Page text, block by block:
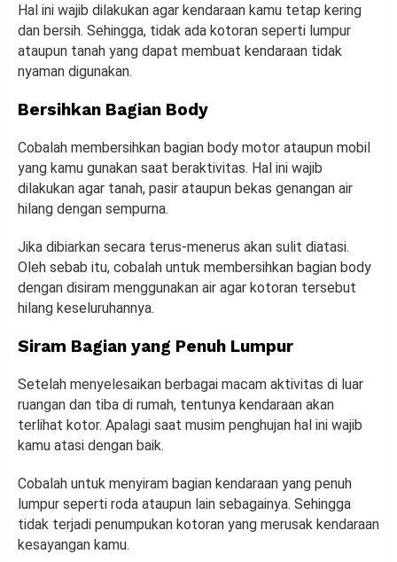
Hal ini wajib dilakukan agar kendaraan kamu tetap kering
dan bersih. Sehingga, tidak ada kotoran seperti lumpur
ataupun tanah yang dapat membuat kendaraan tidak
nyaman digunakan.
Bersihkan Bagian Body
Cobalah membersihkan bagian body motor ataupun mobil
yang kamu gunakan saat beraktivitas. Hal ini wajib
dilakukan agar tanah, pasir ataupun bekas genangan air
hilang dengan sempurna.
Jika dibiarkan secara terus-menerus akan sulit diatasi.
Oleh sebab itu, cobalah untuk membersihkan bagian body
dengan disiram menggunakan air agar kotoran tersebut
hilang keseluruhannya.
Siram Bagian yang Penuh Lumpur
Setelah menyelesaikan berbagai macam aktivitas di luar
ruangan dan tiba di rumah, tentunya kendaraan akan
terlihat kotor. Apalagi saat musim penghujan hal ini wajib
kamu atasi dengan baik.
Cobalah untuk menyiram bagian kendaraan yang penuh
lumpur seperti roda ataupun lain sebagainya. Sehingga
tidak terjadi penumpukan kotoran yang merusak kendaraan
kesayangan kamu.